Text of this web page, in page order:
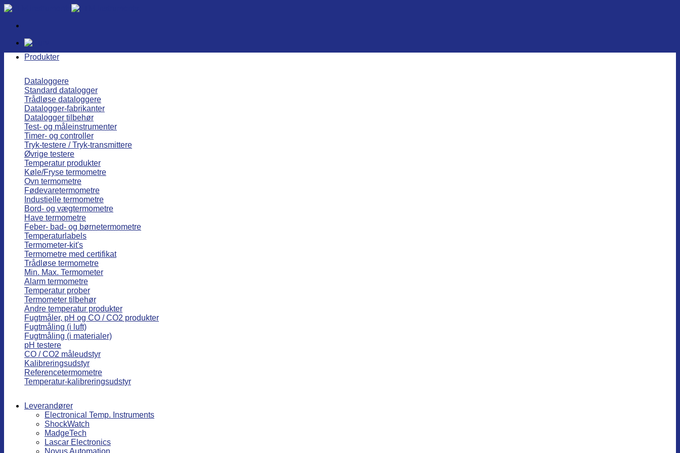
Fortsæt
indhold
Produkter
Dataloggere
Standard datalogger
Trådløse dataloggere
Datalogger-fabrikanter
Datalogger tilbehør
Test- og måleinstrumenter
Timer- og controller
Tryk-testere / Tryk-transmittere
Øvrige testere
Temperatur produkter
Køle/Fryse termometre
Ovn termometre
Fødevaretermometre
Industielle termometre
Bord- og vægtermometre
Have termometre
Feber- bad- og børnetermometre
Temperaturlabels
Termometer-kit's
Termometre med certifikat
Trådløse termometre
Min. Max. Termometer
Alarm termometre
Temperatur prober
Termometer tilbehør
Andre temperatur produkter
Fugtmåler, pH og CO / CO2 produkter
Fugtmåling (i luft)
Fugtmåling (i materialer)
pH testere
CO / CO2 måleudstyr
Kalibreringsudstyr
Referencetermometre
Temperatur-kalibreringsudstyr
Leverandører
Electronical Temp. Instruments
ShockWatch
MadgeTech
Lascar Electronics
Novus Automation